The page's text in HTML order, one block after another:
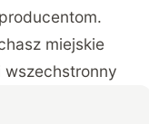
miejskie
wszechstronny